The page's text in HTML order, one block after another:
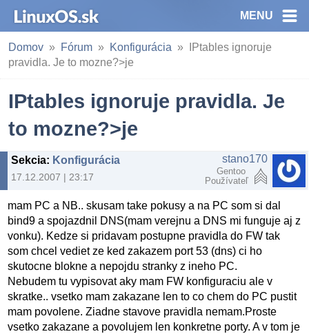
MENU
Domov Fórum Konfigurácia
IPtables ignoruje
pravidla. Je to mozne?>je
IPtables ignoruje pravidla. Je
to mozne?>je
Sekcia: Konfigurácia
17.12.2007 | 23:17
stano170
Gentoo
Používateľ
mam PC a NB.. skusam take pokusy a na PC som si dal
bind9 a spojazdnil DNS(mam verejnu a DNS mi funguje aj z
vonku). Kedze si pridavam postupne pravidla do FW tak
som chcel vediet ze ked zakazem port 53 (dns) ci ho
skutocne blokne a nepojdu stranky z ineho PC.
Nebudem tu vypisovat aky mam FW konfiguraciu ale v
skratke.. vsetko mam zakazane len to co chem do PC pustit
mam povolene. Ziadne stavove pravidla nemam.Proste
vsetko zakazane a povolujem len konkretne porty. A v tom je